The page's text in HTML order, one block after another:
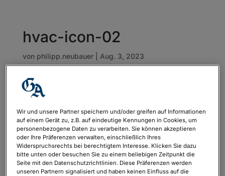
hvac-icon-02
von philipp.neubauer| Aug. 3, 2023
Wir und unsere Partner speichern und/oder greifen auf Informationen
auf einem Gerät zu, z.B. auf eindeutige Kennungen in Cookies, um
personenbezogene Daten zu verarbeiten. Sie können akzeptieren
oder Ihre Präferenzen verwalten, einschließlich Ihres
Widerspruchsrechts bei berechtigtem Interesse. Klicken Sie dazu
bitte unten oder besuchen Sie zu einem beliebigen Zeitpunkt die
Seite mit den Datenschutzrichtlinien. Diese Präferenzen werden
unseren Partnern signalisiert und haben keinen Einfluss auf die